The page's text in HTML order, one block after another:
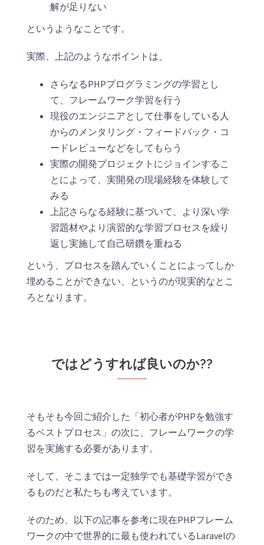
解が足りない
というようなことです。
実際、上記のようなポイントは、
さらなるPHPプログラミングの学習とし
て、フレームワーク学習を行う
現役のエンジニアとして仕事をしている人
からのメンタリング・フィードバック・コ
ードレビューなどをしてもらう
実際の開発プロジェクトにジョインするこ
とによって、実開発の現場経験を体験して
みる
上記さらなる経験に基づいて、より深い学
習題材やより演習的な学習プロセスを繰り
返し実施して自己研鑽を重ねる
という、プロセスを踏んでいくことによってしか
埋めることができない、というのが現実的なとこ
ろとなります。
ではどうすれば良いのか??
そもそも今回ご紹介した「初心者がPHPを勉強す
るベストプロセス」の次に、フレームワークの学
習を実施する必要があります。
そして、そこまでは一定独学でも基礎学習ができ
るものだと私たちも考えています。
そのため、以下の記事を参考に現在PHPフレーム
ワークの中で世界的に最も使われているLaravelの